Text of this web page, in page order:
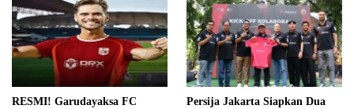
RESMI! Garudayaksa FC
Persija Jakarta Siapkan Dua